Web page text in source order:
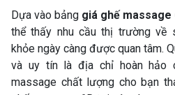
Dựa vào bảng giá ghế massage
thể thấy nhu cầu thị trường về
khỏe ngày càng được quan tâm.
và uy tín là địa chỉ hoàn hảo
massage chất lượng cho bạn